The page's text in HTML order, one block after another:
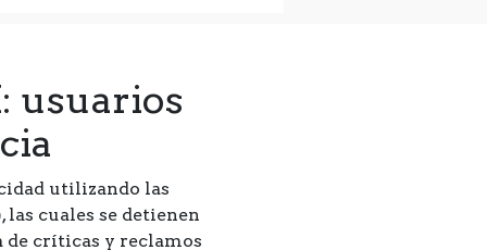
usuarios
utilizando las
cuales se detienen
de críticas y reclamos